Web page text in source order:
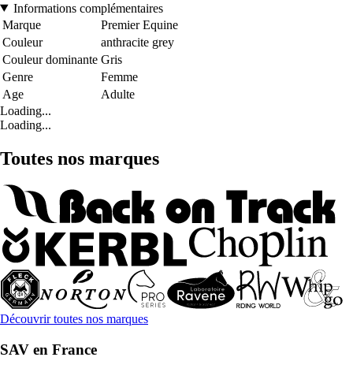
Informations complémentaires
Marque
Premier Equine
Couleur
anthracite grey
Couleur dominante Gris
Genre
Femme
Age
Adulte
Loading...
Loading...
Toutes nos marques
Découvrir toutes nos marques
SAV en France